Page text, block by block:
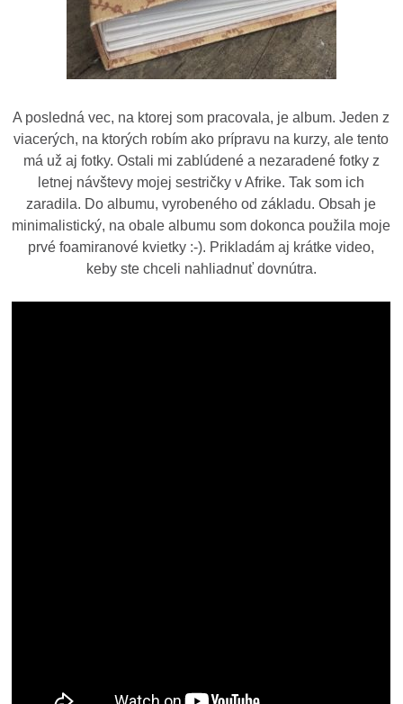
A posledná vec, na ktorej som pracovala, je album. Jeden z
viacerých, na ktorých robím ako prípravu na kurzy, ale tento
má už aj fotky. Ostali mi zablúdené a nezaradené fotky z
letnej návštevy mojej sestričky v Afrike. Tak som ich
zaradila. Do albumu, vyrobeného od základu. Obsah je
minimalistický, na obale albumu som dokonca použila moje
prvé foamiranové kvietky :-). Prikladám aj krátke video,
keby ste chceli nahliadnuť dovnútra.